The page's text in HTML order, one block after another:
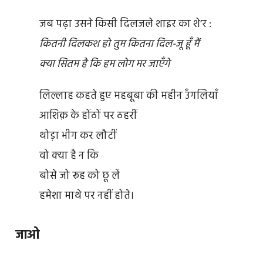
जब पढ़ा उसने किसी दिलजले शाइर का शे’र :
कितनी दिलकश हो तुम कितना दिल-जू हूँ मैं
क्या सितम है कि हम लोग मर जाएँगे
लिल्लाह कहते हुए महबूबा की महीन उँगलियाँ
आशिक़ के होंठों पर ठहरीं
थोड़ा भीग कर लौटीं
वो क्या है न कि
बोसे जो रूह को छू लें
हमेशा माथे पर नहीं होते।
जाओ